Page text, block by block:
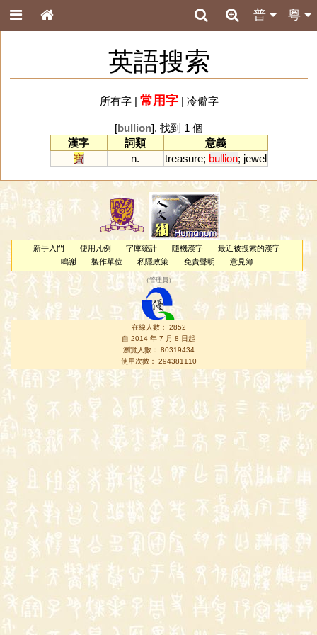
粵
普
英語搜索
所有字| 常用字| 冷僻字
[bullion], 找到 1 個
漢字
詞類
意義
寶
n. treasure; bullion; jewel
新手入門 使用凡例 字庫統計 隨機漢字
最近被搜索的漢字
鳴謝
製作單位 私隱政策 免責聲明 意見簿
（管理員 ）
在線人數： 2852
自 2014 年 7 月 8 日起
瀏覽人數： 80319434
使用次數： 294381110